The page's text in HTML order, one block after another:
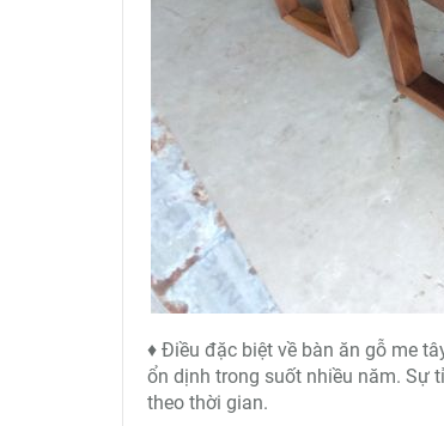
♦ Điều đặc biệt về bàn ăn gỗ me
ổn dịnh trong suốt nhiều năm. Sự
theo thời gian.